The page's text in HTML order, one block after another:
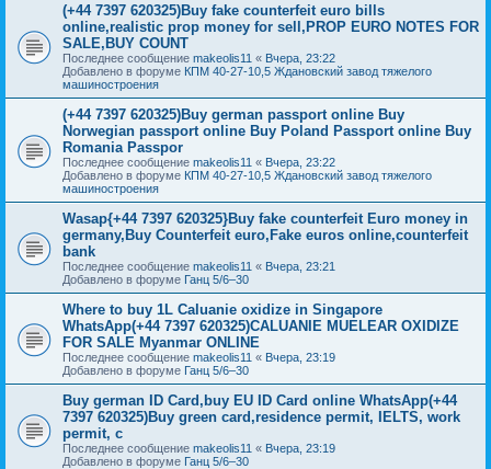
(+44 7397 620325)Buy fake counterfeit euro bills
online,realistic prop money for sell,PROP EURO NOTES FOR
SALE,BUY COUNT
Последнее сообщение makeolis11 « Вчера, 23:22
Добавлено в форуме КПМ 40-27-10,5 Ждановский завод тяжелого
машиностроения
(+44 7397 620325)Buy german passport online Buy
Norwegian passport online Buy Poland Passport online Buy
Romania Passpor
Последнее сообщение makeolis11 « Вчера, 23:22
Добавлено в форуме КПМ 40-27-10,5 Ждановский завод тяжелого
машиностроения
Wasap{+44 7397 620325}Buy fake counterfeit Euro money in
germany,Buy Counterfeit euro,Fake euros online,counterfeit
bank
Последнее сообщение makeolis11 « Вчера, 23:21
Добавлено в форуме Ганц 5/6–30
Where to buy 1L Caluanie oxidize in Singapore
WhatsApp(+44 7397 620325)CALUANIE MUELEAR OXIDIZE
FOR SALE Myanmar ONLINE
Последнее сообщение makeolis11 « Вчера, 23:19
Добавлено в форуме Ганц 5/6–30
Buy german ID Card,buy EU ID Card online WhatsApp(+44
7397 620325)Buy green card,residence permit, IELTS, work
permit, c
Последнее сообщение makeolis11 « Вчера, 23:19
Добавлено в форуме Ганц 5/6–30